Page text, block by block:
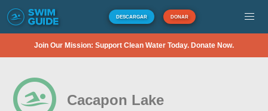
DESCARGAR DONAR
Join Our Mission: Support Clean Water Today. Donate Now.
Cacapon Lake